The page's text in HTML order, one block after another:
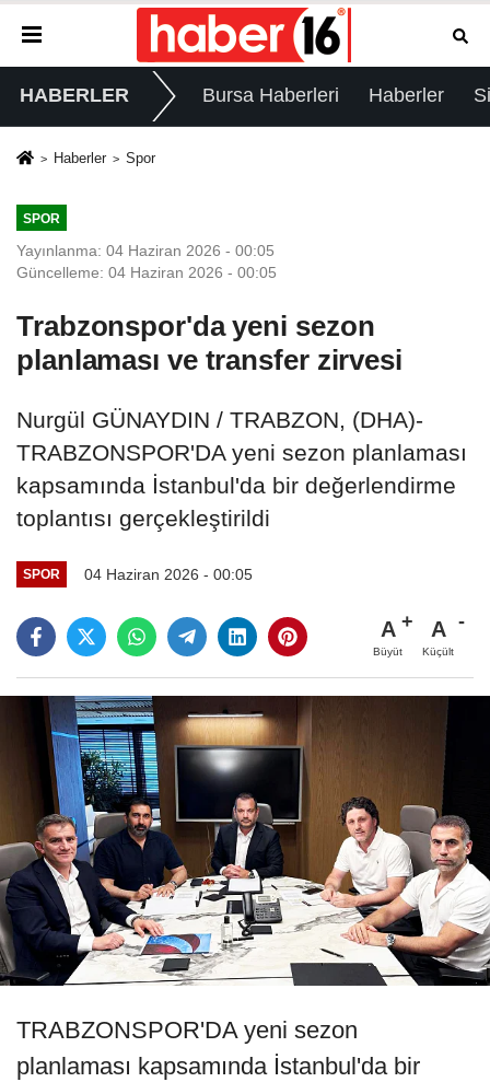
HABERLER Bursa Haberleri Haberler
Haberler Spor
SPOR
Yayınlanma: 04 Haziran 2026 - 00:05
Güncelleme: 04 Haziran 2026 - 00:05
Trabzonspor'da yeni sezon
planlaması ve transfer zirvesi
Nurgül GÜNAYDIN / TRABZON, (DHA)-
TRABZONSPOR'DA yeni sezon planlaması
kapsamında İstanbul'da bir değerlendirme
toplantısı gerçekleştirildi
SPOR 04 Haziran 2026 - 00:05
A
Büyüt
A
Küçült
TRABZONSPOR'DA yeni sezon
planlaması kapsamında İstanbul'da bir